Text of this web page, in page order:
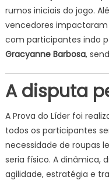
rumos iniciais do jogo.
vencedores
com participantes indo
Gracyanne Barbosa,
A disputa
A Prova do Líder foi
todos os participantes
necessidade de roupas
seria físico. A dinâmica,
agilidade, estratégia e